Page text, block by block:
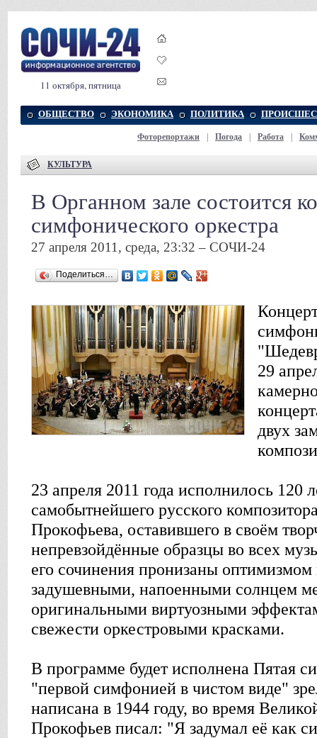
11 октября, пятница
ОБЩЕСТВО ЭКОНОМИКА ПОЛИТИКА
Фоторепортажи Погода Работа
КУЛЬТУРА
В Органном зале состоится
симфонического оркестра
27 апреля 2011, среда, 23:32 – СОЧИ-24
Поделиться…
29
двух
23 апреля 2011 года исполнилось 120
самобытнейшего русского
Прокофьева, оставившего в своём
непревзойдённые образцы во всех
его сочинения пронизаны
задушевными, напоенными солнцем
оригинальными виртуозными
свежести оркестровыми красками.
В программе будет исполнена Пятая
"первой симфонией в чистом виде"
написана в 1944 году, во время
Прокофьев писал: "Я задумал её как